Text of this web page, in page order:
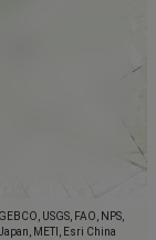
USGS, FAO, NPS,
METI, Esri China